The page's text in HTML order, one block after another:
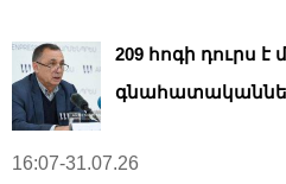
209 հոգի դուրս
16:07-31.07.26